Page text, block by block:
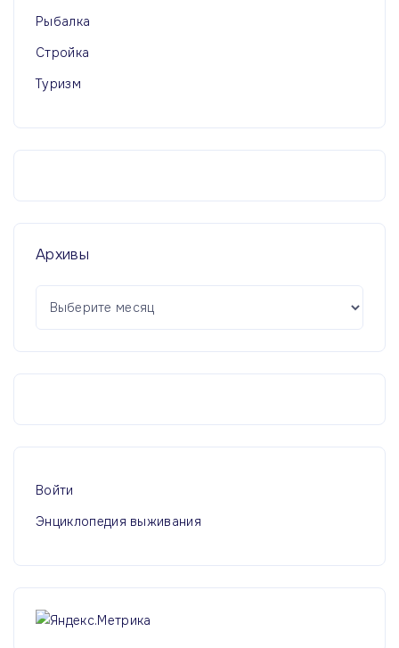
Рыбалка
Стройка
Туризм
Архивы
А
х
Войти
Энциклопедия выживания